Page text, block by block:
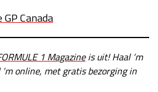
Canada
1 Magazineis uit! Haal ‘m
online, met gratis bezorging in